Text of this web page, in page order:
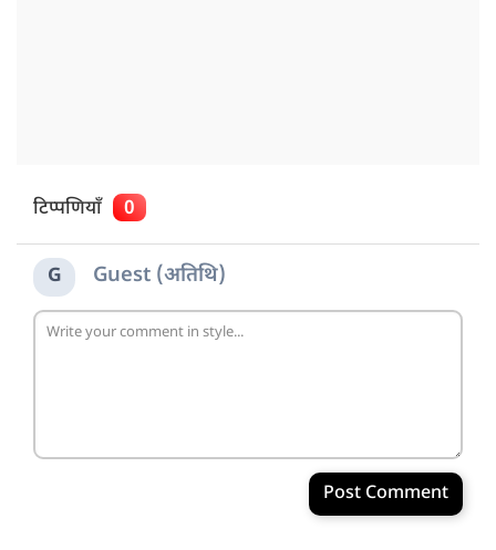
टिप्पणियाँ 0
G Guest (अतिथि)
Post Comment